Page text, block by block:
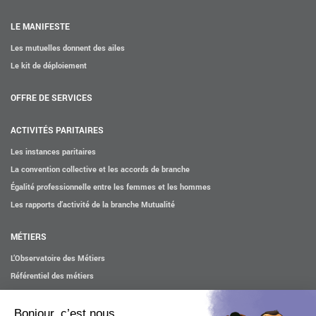
LE MANIFESTE
Les mutuelles donnent des ailes
Le kit de déploiement
OFFRE DE SERVICES
ACTIVITÉS PARITAIRES
Les instances paritaires
La convention collective et les accords de branche
Égalité professionnelle entre les femmes et les hommes
Les rapports d’activité de la branche Mutualité
MÉTIERS
L’Observatoire des Métiers
Référentiel des métiers
Certifications professionnelles
Parcours d’intégration